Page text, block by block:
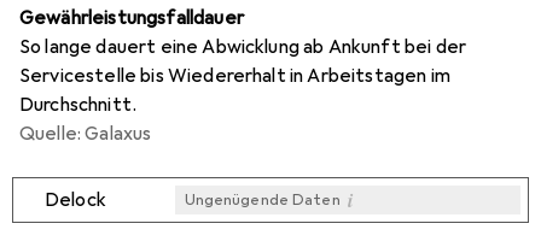
Gewährleistungsfalldauer
So lange dauert eine Abwicklung ab Ankunft bei der
Servicestelle bis Wiedererhalt in Arbeitstagen im
Durchschnitt.
Quelle: Galaxus
Delock Ungenügende Daten i